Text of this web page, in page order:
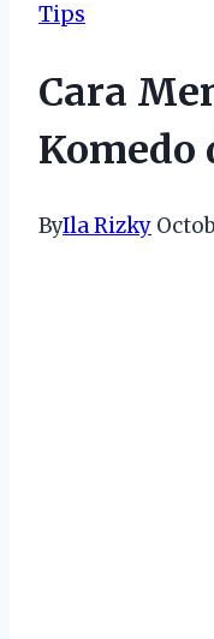
Tips
Cara
Komedo
ByIla Rizky